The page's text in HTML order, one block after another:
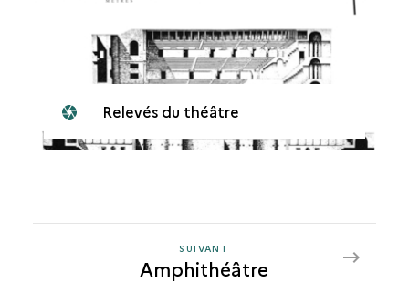
Relevés du théâtre
SUIVANT
AMPHITHÉÂTRE
SUIVANT
Amphithéâtre